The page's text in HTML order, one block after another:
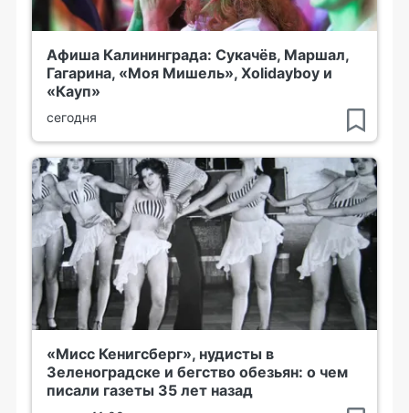
Афиша Калининграда: Сукачёв, Маршал,
Гагарина, «Моя Мишель», Xolidayboy и
«Кауп»
сегодня
«Мисс Кенигсберг», нудисты в
Зеленоградске и бегство обезьян: о чем
писали газеты 35 лет назад